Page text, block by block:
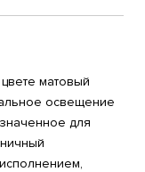
матовый
освещение
для